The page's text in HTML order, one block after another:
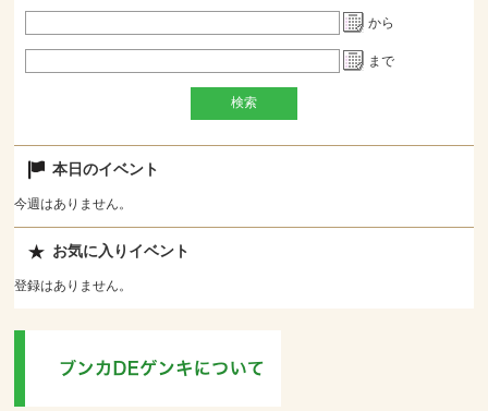
から
まで
本日のイベント
今週はありません。
お気に入りイベント
登録はありません。